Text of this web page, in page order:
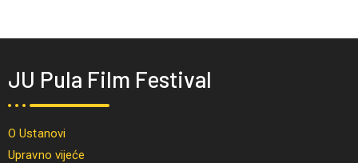
JU Pula Film Festival
O Ustanovi
Upravno vijeće